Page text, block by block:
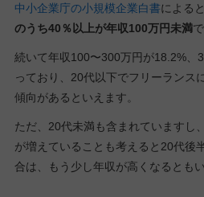
中小企業庁の小規模企業白書によると
のうち40％以上が年収100万円未満
続いて年収100〜300万円が18.2%、
っており、20代以下でフリーランス
傾向があるといえます。
ただ、20代未満も含まれていますし
が増えていることも考えると20代後
合は、もう少し年収が高くなるともい